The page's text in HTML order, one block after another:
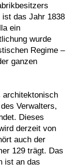
das Jahr 1838
ein
wurde
Regime –
ganzen
architektonisch
Verwalters,
Dieses
derzeit von
auch der
129 trägt. Das
ist an das